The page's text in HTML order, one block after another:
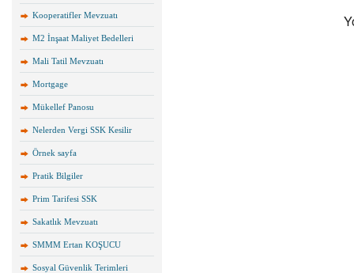
Kooperatifler Mevzuatı
M2 İnşaat Maliyet Bedelleri
Mali Tatil Mevzuatı
Mortgage
Mükellef Panosu
Nelerden Vergi SSK Kesilir
Örnek sayfa
Pratik Bilgiler
Prim Tarifesi SSK
Sakatlık Mevzuatı
SMMM Ertan KOŞUCU
Sosyal Güvenlik Terimleri